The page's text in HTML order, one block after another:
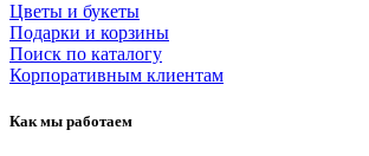
Цветы и букеты
Подарки и корзины
Поиск по каталогу
Корпоративным клиентам
Как мы работаем